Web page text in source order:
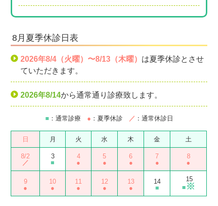
8月夏季休診日表
2026年8/4（火曜）〜8/13（木曜） は夏季休診とさせ
ていただきます。
2026年8/14から通常通り診療致します。
■ ：通常診療 ● ：夏季休診 ／ ：通常休診日
日 月 火 水 木 金 土
8/2
／
3
■
4
●
5
●
6
●
7
●
8
●
9
●
10
●
11
●
12
●
13
●
14
■
15
■ ※